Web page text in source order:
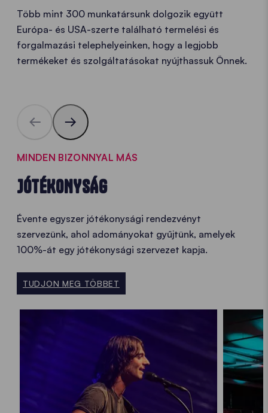
Több mint 300 munkatársunk dolgozik együtt
Európa- és USA-szerte található termelési és
forgalmazási telephelyeinken, hogy a legjobb
termékeket és szolgáltatásokat nyújthassuk Önnek.
MINDEN BIZONNYAL MÁS
JÓTÉKONYSÁG
Évente egyszer jótékonysági rendezvényt
szervezünk, ahol adományokat gyűjtünk, amelyek
100%-át egy jótékonysági szervezet kapja.
TUDJON MEG TÖBBET